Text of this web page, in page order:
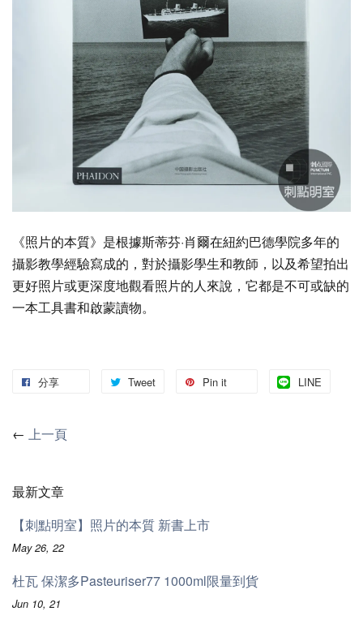
《照片的本質》是根據斯蒂芬·肖爾在紐約巴德學院多年的
攝影教學經驗寫成的，對於攝影學生和教師，以及希望拍出
更好照片或更深度地觀看照片的人來說，它都是不可或缺的
一本工具書和啟蒙讀物。
分享 Tweet Pin it LINE
← 上一頁
最新文章
【刺點明室】照片的本質 新書上市
May 26, 22
杜瓦 保潔多Pasteuriser77 1000ml限量到貨
Jun 10, 21